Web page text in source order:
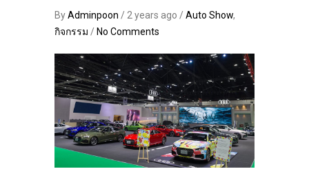
ByAdminpoon / 2 years ago /Auto Show,
กิจกรรม / No Comments